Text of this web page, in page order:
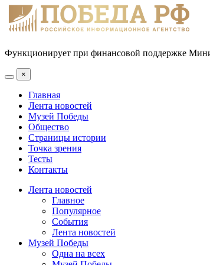
Функционирует при финансовой поддержке
×
Главная
Лента новостей
Музей Победы
Общество
Страницы истории
Точка зрения
Тесты
Контакты
Лента новостей
Главное
Популярное
События
Лента новостей
Музей Победы
Одна на всех